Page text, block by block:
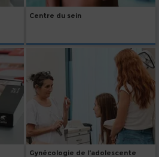
Centre du sein
Gynécologie de l'adolescente